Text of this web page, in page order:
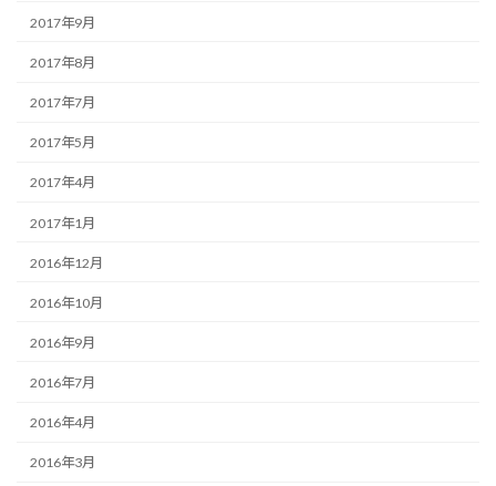
2017年9月
2017年8月
2017年7月
2017年5月
2017年4月
2017年1月
2016年12月
2016年10月
2016年9月
2016年7月
2016年4月
2016年3月